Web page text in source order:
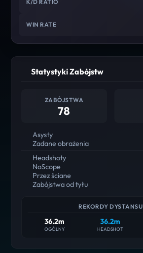
K/D RATIO
WIN RATE
Statystyki Zabójstw
ZABÓJSTWA
78
Asysty
Zadane obrażenia
Headshoty
NoScope
Przez ściane
Zabójstwa od tyłu
REKORDY DYSTANSU
36.2m
OGÓLNY
36.2m
HEADSHOT